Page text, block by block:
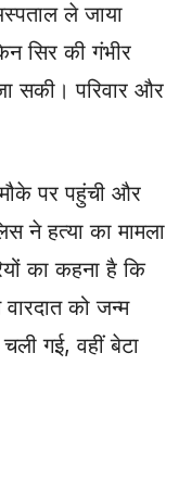
ले जाया
सिर की गंभीर
सकी। परिवार और
पर पहुंची और
ने हत्या का मामला
का कहना है कि
को जन्म
गई, वहीं बेटा